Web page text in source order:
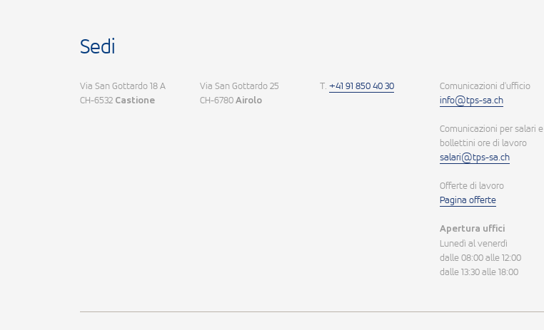
Sedi
Via San Gottardo 18 A
CH-6532 Castione
Via San Gottardo 25
CH-6780 Airolo
T. +41 91 850 40 30
Comunicazioni d'ufficio
info@tps-sa.ch
Comunicazioni per salari e
bollettini ore di lavoro
salari@tps-sa.ch
Offerte di lavoro
Pagina offerte
Apertura uffici
Lunedì al venerdì
dalle 08:00 alle 12:00
dalle 13:30 alle 18:00